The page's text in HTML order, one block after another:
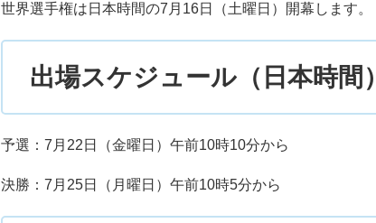
世界選手権は日本時間の7月16日（土曜日）開幕します。
出場スケジュール（日本時間）
予選：7月22日（金曜日）午前10時10分から
決勝：7月25日（月曜日）午前10時5分から